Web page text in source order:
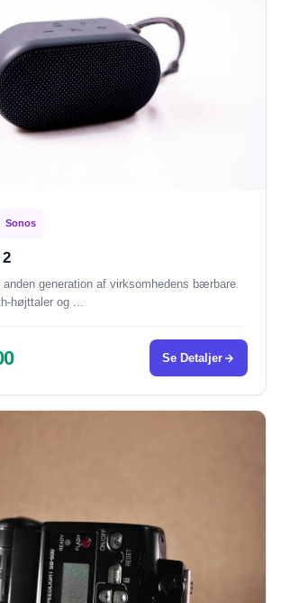
Sonos
generation af virksomhedens bærbare
højttaler og ...
Se Detaljer